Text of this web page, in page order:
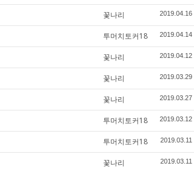
꽃나리 2019.04.16
투머치토커18 2019.04.14
꽃나리 2019.04.12
꽃나리 2019.03.29
꽃나리 2019.03.27
투머치토커18 2019.03.12
투머치토커18 2019.03.11
꽃나리 2019.03.11